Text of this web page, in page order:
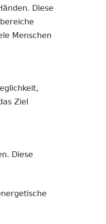
Diese
Menschen
Ziel
Diese